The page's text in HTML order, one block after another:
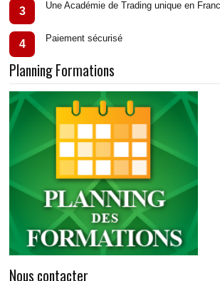
3 Une Académie de Trading unique en
4 Paiement sécurisé
Planning Formations
Nous contacter